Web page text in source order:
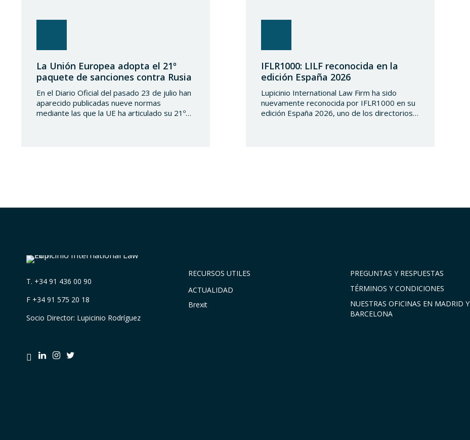
La Unión Europea adopta el 21º
paquete de sanciones contra Rusia
En el Diario Oficial del pasado 23 de julio han
aparecido publicadas nueve normas
mediante las que la UE ha articulado su 21º
IFLR1000: LILF reconocida en la
edición España 2026
Lupicinio International Law Firm ha sido
nuevamente reconocida por IFLR1000 en su
edición España 2026, uno de los directorios
T. +34 91 436 00 90
F +34 91 575 20 18
Socio Director: Lupicinio Rodríguez
RECURSOS UTILES
ACTUALIDAD
Brexit
PREGUNTAS Y RESPUESTAS
TÉRMINOS Y CONDICIONES
NUESTRAS OFICINAS EN MADRID Y
BARCELONA